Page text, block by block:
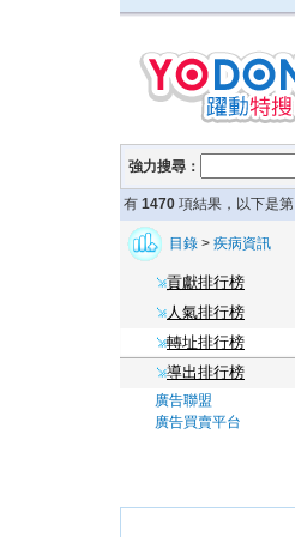
強力搜尋：
有 1470 項結果，以下是第
目錄 > 疾病資訊
貢獻排行榜
人氣排行榜
轉址排行榜
導出排行榜
廣告聯盟
廣告買賣平台